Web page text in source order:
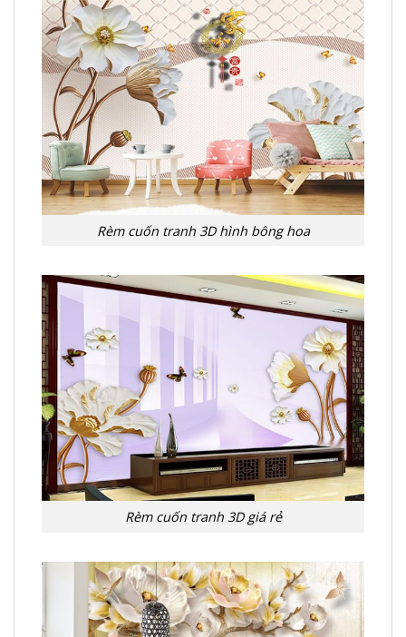
Rèm cuốn tranh 3D hình bông hoa
Rèm cuốn tranh 3D giá rẻ